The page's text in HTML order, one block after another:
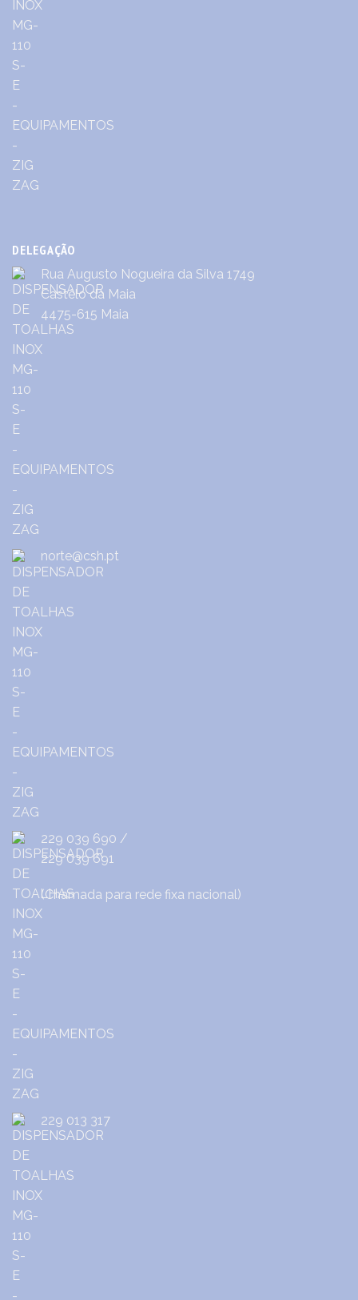
DELEGAÇÃO
Rua Augusto Nogueira da Silva 1749
Castêlo da Maia
4475-615 Maia
norte@csh.pt
229 039 690 /
229 039 691
(Chamada para rede fixa nacional)
229 013 317